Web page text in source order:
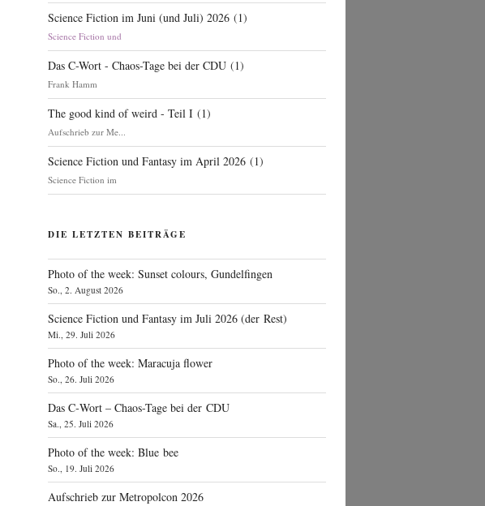
Science Fiction im Juni (und Juli) 2026 (1)
Science Fiction und
Das C-Wort - Chaos-Tage bei der CDU (1)
Frank Hamm
The good kind of weird - Teil I (1)
Aufschrieb zur Me...
Science Fiction und Fantasy im April 2026 (1)
Science Fiction im
DIE LETZTEN BEITRÄGE
Photo of the week: Sunset colours, Gundelfingen
So., 2. August 2026
Science Fiction und Fantasy im Juli 2026 (der Rest)
Mi., 29. Juli 2026
Photo of the week: Maracuja flower
So., 26. Juli 2026
Das C‑Wort – Chaos-Tage bei der CDU
Sa., 25. Juli 2026
Photo of the week: Blue bee
So., 19. Juli 2026
Aufschrieb zur Metropolcon 2026